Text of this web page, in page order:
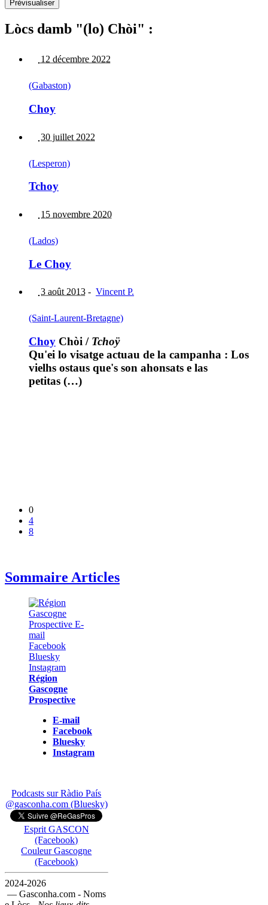
Lòcs damb "(lo) Chòi" :
12 décembre 2022
(Gabaston)
Choy
30 juillet 2022
(Lesperon)
Tchoy
15 novembre 2020
(Lados)
Le Choy
3 août 2013 - Vincent P.
(Saint-Laurent-Bretagne)
Choy Chòi / Tchoÿ
Qu'ei lo visatge actuau de la campanha : Los
vielhs ostaus que's son ahonsats e las
petitas (…)
0
4
8
Sommaire Articles
Région
Gascogne
Prospective
E-mail
Facebook
Bluesky
Instagram
Podcasts sur Ràdio País
@gasconha.com (Bluesky)
Esprit GASCON
(Facebook)
Couleur Gascogne
(Facebook)
2024-2026
— Gasconha.com - Noms